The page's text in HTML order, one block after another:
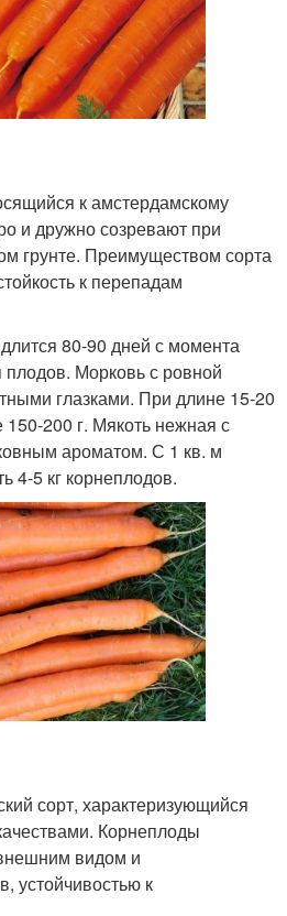
к амстердамскому
и дружно созревают при
грунте. Преимуществом сорта
к перепадам
80-90 дней с момента
Морковь с ровной
глазками. При длине 15-20
200 г. Мякоть нежная с
ароматом. С 1 кв. м
4-5 кг корнеплодов.
сорт, характеризующийся
Корнеплоды
видом и
устойчивостью к